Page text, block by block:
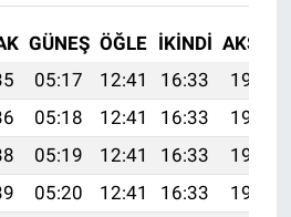
GÜNEŞ ÖĞLE İKINDI AKŞAM
05:17 12:41 16:33
19:55
05:18 12:41 16:33
19:54
05:19 12:41 16:33
19:53
05:20 12:41 16:33
19:52